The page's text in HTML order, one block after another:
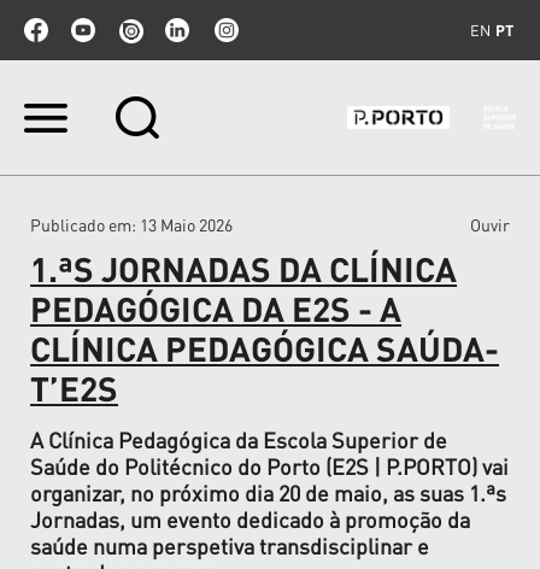
EN PT
Ir
Ir
navegação
Publicado em: 13 Maio 2026 Ouvir
1.ªS JORNADAS DA CLÍNICA
PEDAGÓGICA DA E2S - A
CLÍNICA PEDAGÓGICA SAÚDA-
T’E2S
A Clínica Pedagógica da Escola Superior de
Saúde do Politécnico do Porto (E2S | P.PORTO) vai
organizar, no próximo dia 20 de maio, as suas 1.ªs
Jornadas, um evento dedicado à promoção da
saúde numa perspetiva transdisciplinar e